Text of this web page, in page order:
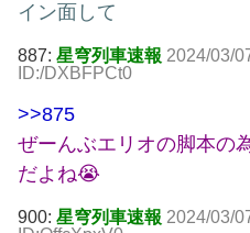
イン面して
887: 星穹列車速報 2024/03/
ID:/DXBFPCt0
>>875
ぜーんぶエリオの脚本の
だよね😭
900: 星穹列車速報 2024/03/